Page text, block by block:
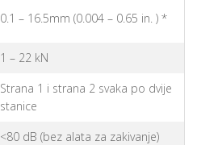
0.1 – 16.5mm (0.004 – 0.65 in. ) *
1 – 22 kN
Strana 1 i strana 2 svaka po dvije
stanice
<80 dB (bez alata za zakivanje)